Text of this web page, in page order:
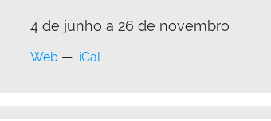
4 de junho a 26 de novembro
Web iCal